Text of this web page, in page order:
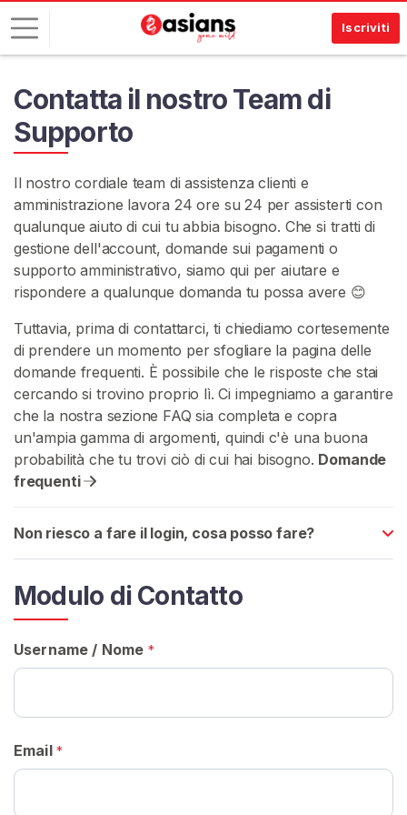
Iscriviti
Contatta il nostro Team di
Supporto
Il nostro cordiale team di assistenza clienti e
amministrazione lavora 24 ore su 24 per assisterti con
qualunque aiuto di cui tu abbia bisogno. Che si tratti di
gestione dell'account, domande sui pagamenti o
supporto amministrativo, siamo qui per aiutare e
rispondere a qualunque domanda tu possa avere 😊
Tuttavia, prima di contattarci, ti chiediamo cortesemente
di prendere un momento per sfogliare la pagina delle
domande frequenti. È possibile che le risposte che stai
cercando si trovino proprio lì. Ci impegniamo a garantire
che la nostra sezione FAQ sia completa e copra
un'ampia gamma di argomenti, quindi c'è una buona
probabilità che tu trovi ciò di cui hai bisogno. Domande
frequenti
Non riesco a fare il login, cosa posso fare?
Modulo di Contatto
Username / Nome *
Email *
A
c
c
e
d
i
I
S
C
R
I
V
I
T
I
R
A
T
S
>
m
e
E
p
o
r